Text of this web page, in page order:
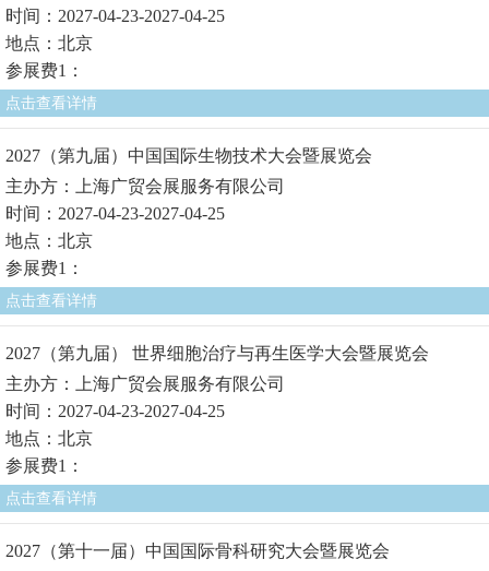
时间：2027-04-23-2027-04-25
地点：北京
参展费1：
点击查看详情
2027（第九届）中国国际生物技术大会暨展览会
主办方：上海广贸会展服务有限公司
时间：2027-04-23-2027-04-25
地点：北京
参展费1：
点击查看详情
2027（第九届） 世界细胞治疗与再生医学大会暨展览会
主办方：上海广贸会展服务有限公司
时间：2027-04-23-2027-04-25
地点：北京
参展费1：
点击查看详情
2027（第十一届）中国国际骨科研究大会暨展览会